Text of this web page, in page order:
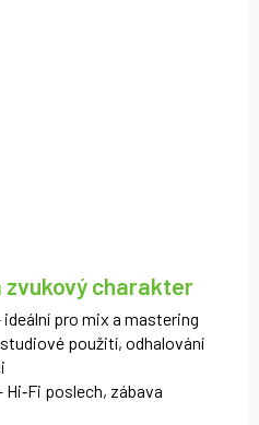
zvukový charakter
ideální pro mix a mastering
použití, odhalování
Hi‑Fi poslech, zábava